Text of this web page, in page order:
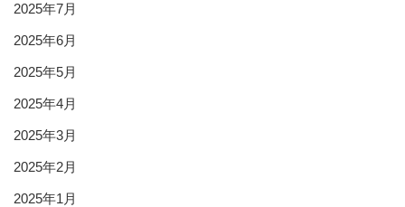
2025年7月
2025年6月
2025年5月
2025年4月
2025年3月
2025年2月
2025年1月